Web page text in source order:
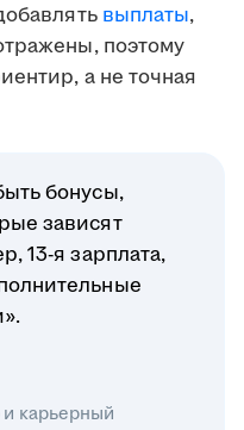
выплаты,
поэтому
а не точная
бонусы,
зависят
13-я зарплата,
карьерный